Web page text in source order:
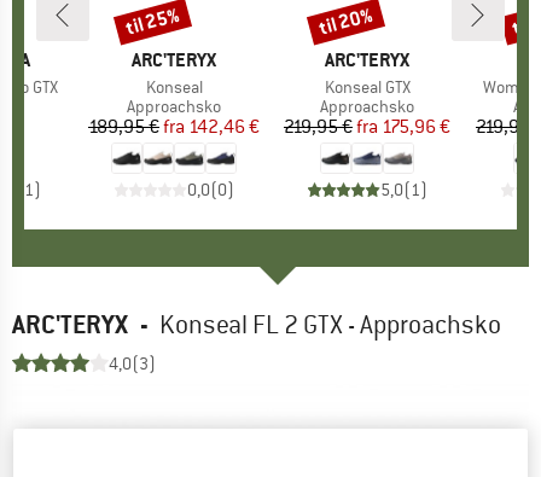
GTX
1)
MÆRKE
ARC'TERYX
Artikel
Konseal
Produktgruppe
Approachsko
Pris
189,95 € Nedsat pris
fra 142,46 €
0,0(0)
Rabat
til 25%
MÆRKE
ARC'TERYX
Artikel
Konseal GTX
Produktgruppe
Approachsko
Pris
219,95 € Nedsat pris
fra 175,96 €
5,0(1)
Rabat
til 20%
Artikel
219,95
til
ARC'TERYX - Konseal FL 2 GTX - Approachsko
4,0(3)